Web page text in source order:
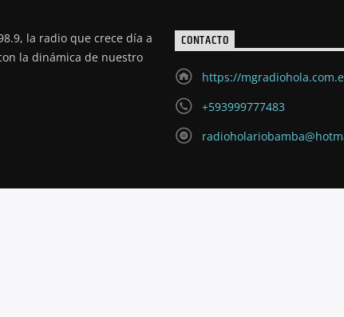
la radio que crece día a
la dinámica de nuestro
CONTACTO
https://
+593999777483